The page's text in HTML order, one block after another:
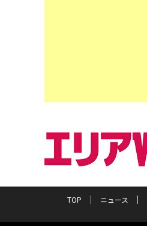
TOP ニュース